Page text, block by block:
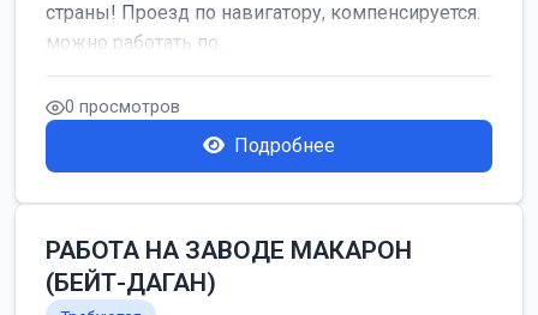
страны! Проезд по навигатору, компенсируется.
можно работать по...
0 просмотров
Подробнее
РАБОТА НА ЗАВОДЕ МАКАРОН
(БЕЙТ-ДАГАН)